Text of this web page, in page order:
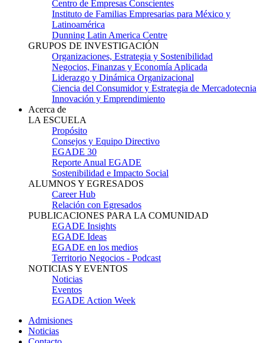
Centro de Empresas Conscientes
Instituto de Familias Empresarias para México y
Latinoamérica
Dunning Latin America Centre
GRUPOS DE INVESTIGACIÓN
Organizaciones, Estrategia y Sostenibilidad
Negocios, Finanzas y Economía Aplicada
Liderazgo y Dinámica Organizacional
Ciencia del Consumidor y Estrategia de Mercadotecnia
Innovación y Emprendimiento
Acerca de
LA ESCUELA
Propósito
Consejos y Equipo Directivo
EGADE 30
Reporte Anual EGADE
Sostenibilidad e Impacto Social
ALUMNOS Y EGRESADOS
Career Hub
Relación con Egresados
PUBLICACIONES PARA LA COMUNIDAD
EGADE Insights
EGADE Ideas
EGADE en los medios
Territorio Negocios - Podcast
NOTICIAS Y EVENTOS
Noticias
Eventos
EGADE Action Week
Admisiones
Noticias